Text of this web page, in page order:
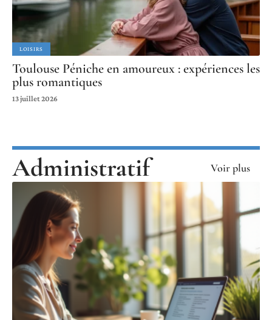
LOISIRS
Toulouse Péniche en amoureux : expériences les
plus romantiques
13 juillet 2026
Administratif Voir plus